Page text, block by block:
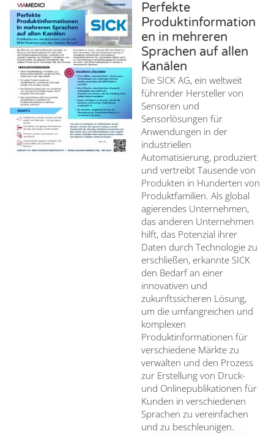
Perfekte
Produktinformation
en in mehreren
Sprachen auf allen
Kanälen
Die SICK AG, ein weltweit
führender Hersteller von
Sensoren und
Sensorlösungen für
Anwendungen in der
industriellen
Automatisierung, produziert
und vertreibt Tausende von
Produkten in Hunderten von
Produktfamilien. Als global
agierendes Unternehmen,
das anderen Unternehmen
hilft, das Potenzial ihrer
Daten durch Technologie zu
erschließen, erkannte SICK
den Bedarf an einer
innovativen und
zukunftssicheren Lösung,
um die umfangreichen und
komplexen
Produktinformationen für
verschiedene Märkte zu
verwalten und den Prozess
zur Erstellung von Druck-
und Onlinepublikationen für
Kunden in verschiedenen
Sprachen zu vereinfachen
und zu beschleunigen.